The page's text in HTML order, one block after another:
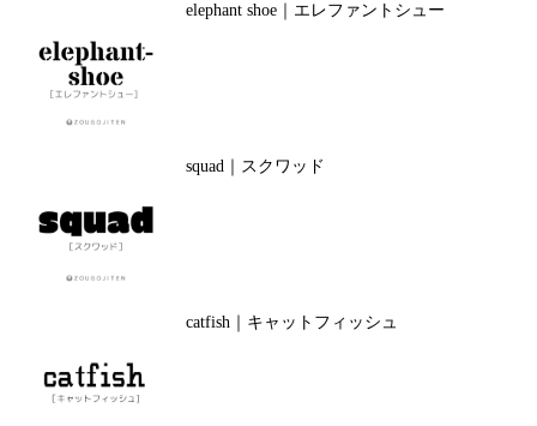
elephant shoe｜エレファントシュー
squad｜スクワッド
catfish｜キャットフィッシュ